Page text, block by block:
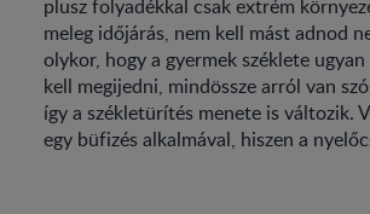
plusz folyadékkal csak extrém
meleg időjárás, nem kell mást adnod
olykor, hogy a gyermek széklete
kell megijedni, mindössze arról van
így a székletürítés menete is változik.
egy büfizés alkalmával, hiszen a